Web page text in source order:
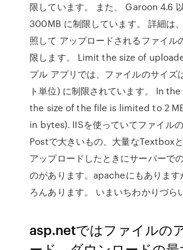
限しています。 また、 Garoon 4.6 以
300MB に制限しています。 詳細は
照して アップロードされるファイル
限します。 Limit the size of
プル アプリでは、ファイルのサイズ
ト単位) に制限されています。 In
the size of the file is limited to 2
in bytes). IISを使っていてファイル
Postで大きいもの、大量なTextboxと
アップロードしたときにサーバーで
のがあります。apacheにもあります
ろんあります。 いまいちわかりづら
asp.netではファイルの